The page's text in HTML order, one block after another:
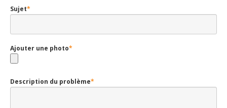
Sujet*
Ajouter une photo*
Description du problème*